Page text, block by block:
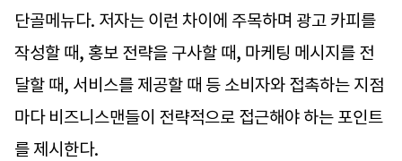
단골메뉴다. 저자는 이런 차이에 주목하며 광고 카피를
작성할 때, 홍보 전략을 구사할 때, 마케팅 메시지를 전
달할 때, 서비스를 제공할 때 등 소비자와 접촉하는 지점
마다 비즈니스맨들이 전략적으로 접근해야 하는 포인트
를 제시한다.